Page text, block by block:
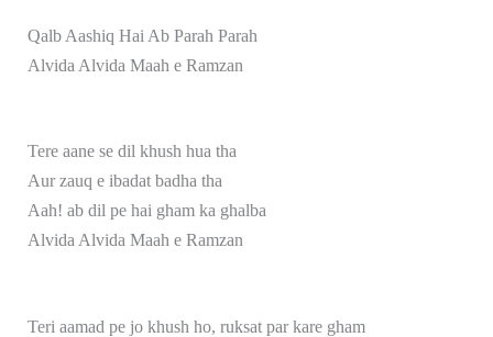
Qalb Aashiq Hai Ab Parah Parah
Alvida Alvida Maah e Ramzan
Tere aane se dil khush hua tha
Aur zauq e ibadat badha tha
Aah! ab dil pe hai gham ka ghalba
Alvida Alvida Maah e Ramzan
Teri aamad pe jo khush ho, ruksat par kare gham